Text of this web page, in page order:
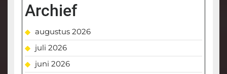
Archief
augustus 2026
juli 2026
juni 2026